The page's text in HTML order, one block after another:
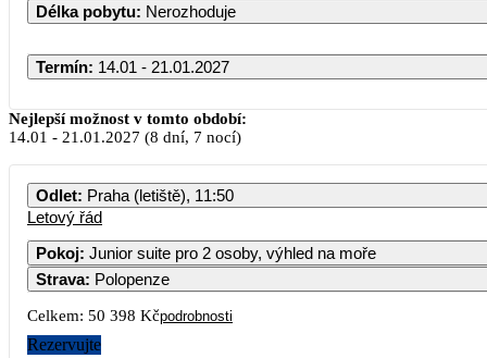
Délka pobytu: Nerozhoduje
Termín: 14.01 - 21.01.2027
Nejlepší možnost v tomto období:
14.01 - 21.01.2027 (8 dní, 7 nocí)
Odlet: Praha (letiště), 11:50
Letový řád
Pokoj: Junior suite pro 2 osoby, výhled na moře
Strava: Polopenze
Celkem: 50 398 Kčpodrobnosti
Rezervujte